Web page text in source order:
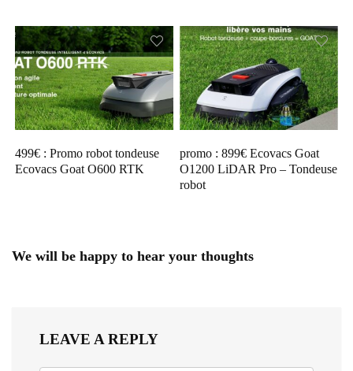
499€ : Promo robot tondeuse
Ecovacs Goat O600 RTK
promo : 899€ Ecovacs Goat
O1200 LiDAR Pro – Tondeuse
robot
We will be happy to hear your thoughts
LEAVE A REPLY